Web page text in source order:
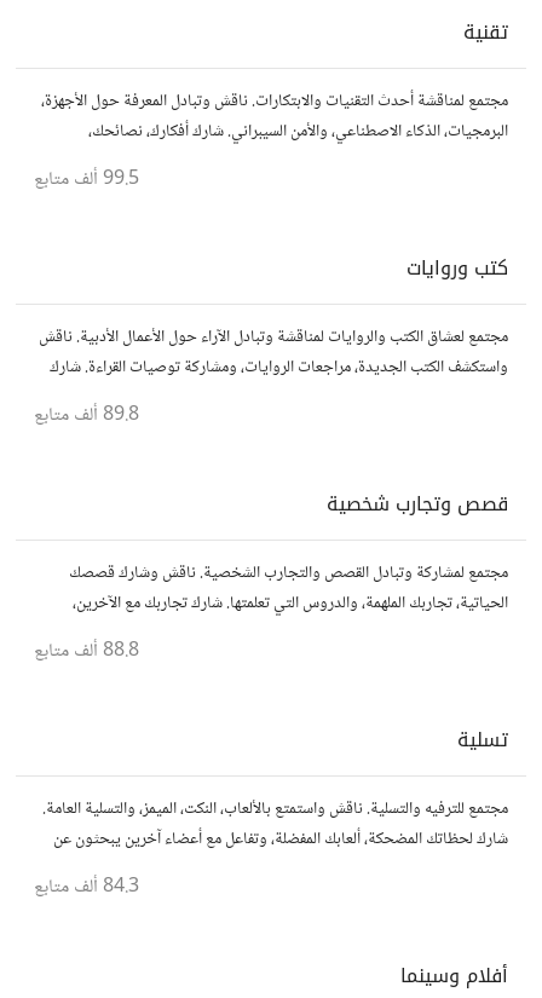
تقنية
مجتمع لمناقشة أحدث التقنيات والابتكارات. ناقش وتبادل المعرفة حول الأجهزة،
البرمجيات، الذكاء الاصطناعي، والأمن السيبراني. شارك أفكارك، نصائحك،
99.5 ألف متابع
كتب وروايات
مجتمع لعشاق الكتب والروايات لمناقشة وتبادل الآراء حول الأعمال الأدبية. ناقش
واستكشف الكتب الجديدة، مراجعات الروايات، ومشاركة توصيات القراءة. شارك
89.8 ألف متابع
قصص وتجارب شخصية
مجتمع لمشاركة وتبادل القصص والتجارب الشخصية. ناقش وشارك قصصك
الحياتية، تجاربك الملهمة، والدروس التي تعلمتها. شارك تجاربك مع الآخرين،
88.8 ألف متابع
تسلية
مجتمع للترفيه والتسلية. ناقش واستمتع بالألعاب، النكت، الميمز، والتسلية العامة.
شارك لحظاتك المضحكة، ألعابك المفضلة، وتفاعل مع أعضاء آخرين يبحثون عن
84.3 ألف متابع
أفلام وسينما